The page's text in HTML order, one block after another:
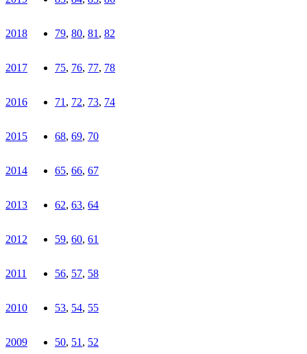
2018 79, 80, 81 , 82
2017 75, 76, 77, 78
2016 71 , 72, 73, 74
2015 68, 69, 70
2014 65, 66, 67
2013 62, 63, 64
2012 59, 60, 61
2011 56, 57, 58
2010 53, 54, 55
2009 50, 51 , 52